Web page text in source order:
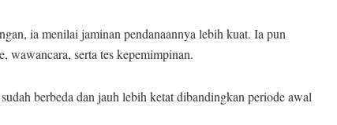
ia menilai jaminan pendanaannya lebih kuat. Ia pun
wawancara, serta tes kepemimpinan.
berbeda dan jauh lebih ketat dibandingkan periode awal